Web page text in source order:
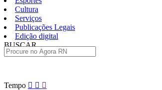
Cultura
Serviços
Publicações Legais
Edição digital
BUSCAR
Pular
Tempo